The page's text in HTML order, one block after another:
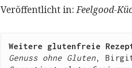
Veröffentlicht in:Feelgood-
Weitere glutenfreie
Genuss ohne Gluten